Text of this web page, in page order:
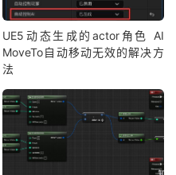
UE5动态生成的actor角色 AI
MoveTo自动移动无效的解决方
法